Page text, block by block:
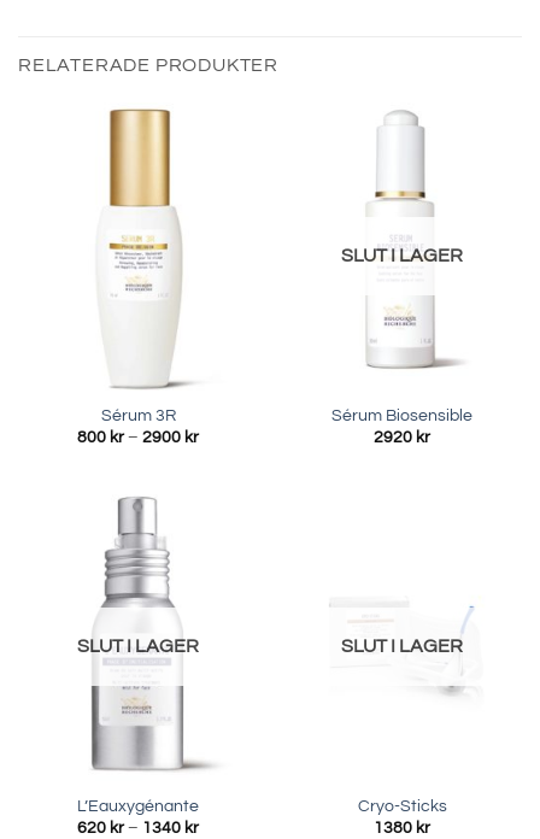
RELATERADE PRODUKTER
Sérum 3R
800 kr – 2900 krPrisintervall:
SLUT I LAGER
Sérum Biosensible
2920 kr
SLUT I LAGER
L’Eauxygénante
620 kr – 1340 krPrisintervall:
SLUT I LAGER
Cryo-Sticks
1380 kr